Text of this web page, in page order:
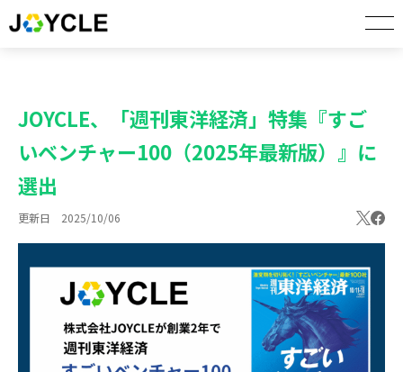
JOYCLE、「週刊東洋経済」特集『すご
いベンチャー100（2025年最新版）』に
選出
更新日 2025/10/06